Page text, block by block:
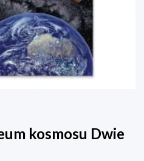
kosmosu Dwie